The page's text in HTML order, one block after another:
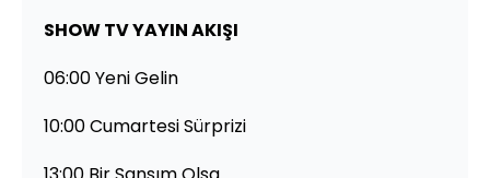
SHOW TV YAYIN AKIŞI
06:00 Yeni Gelin
10:00 Cumartesi Sürprizi